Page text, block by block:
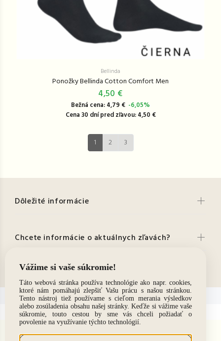
Bellinda
Ponožky Bellinda Cotton Comfort Men
4,50 €
Bežná cena: 4,79 € -6,05%
Cena 30 dní pred zľavou: 4,50 €
1 2 3
Dôležité informácie
Chcete informácie o aktuálnych zľavách?
Kontakt